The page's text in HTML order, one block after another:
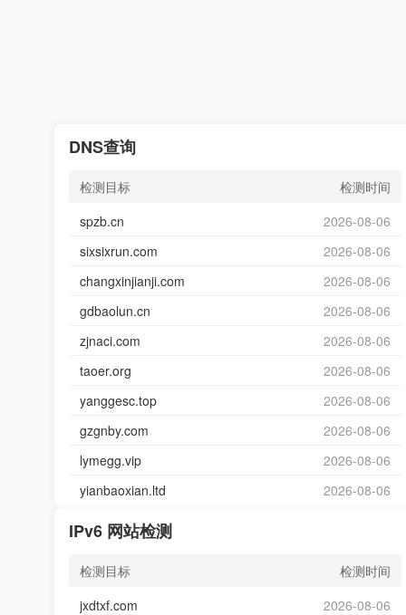
DNS查询
检测目标
检测时间
spzb.cn
2026-08-06
sixsixrun.com
2026-08-06
changxinjianji.com
2026-08-06
gdbaolun.cn
2026-08-06
zjnaci.com
2026-08-06
taoer.org
2026-08-06
yanggesc.top
2026-08-06
gzgnby.com
2026-08-06
lymegg.vip
2026-08-06
yianbaoxian.ltd
2026-08-06
IPv6 网站检测
检测目标
检测时间
jxdtxf.com
2026-08-06